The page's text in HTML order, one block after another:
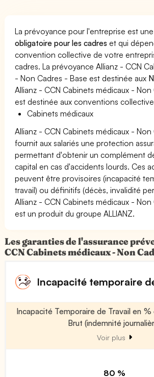
La prévoyance pour l'entreprise est
obligatoire pour les cadres et qui
convention collective de votre
cadres. La prévoyance Allianz - CCN
- Non Cadres - Base est destinée aux
Allianz - CCN Cabinets médicaux - Non
est destinée aux conventions
Cabinets médicaux
Allianz - CCN Cabinets médicaux - Non
fournit aux salariés une protection
permettant d'obtenir un complément
capital en cas d'accidents lourds. Ces
peuvent être provisoires (incapacité
travail) ou définitifs (décès, invalidité
Allianz - CCN Cabinets médicaux - Non
est un produit du groupe ALLIANZ.
Les garanties de l'assurance
CCN Cabinets médicaux - Non
Incapacité temporaire
Incapacité Temporaire de Travail en %
Brut (indemnité
Voir plus
80 %